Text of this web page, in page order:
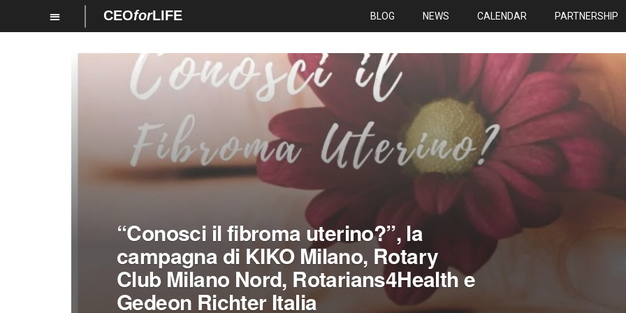
CEOforLIFE BLOG NEWS CALENDAR PARTNERSHIP
“Conosci il fibroma uterino?”, la
campagna di KIKO Milano, Rotary
Club Milano Nord, Rotarians4Health e
Gedeon Richter Italia